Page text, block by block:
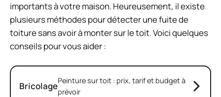
importants à votre maison. Heureusement, il existe
plusieurs méthodes pour détecter une fuite de
toiture sans avoir à monter sur le toit. Voici quelques
conseils pour vous aider :
BricolagePeinture sur toit : prix, tarif et budget à
prévoir